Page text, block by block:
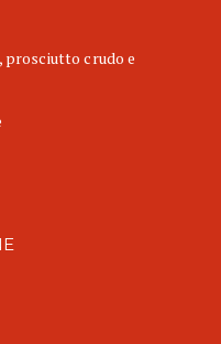
prosciutto crudo e